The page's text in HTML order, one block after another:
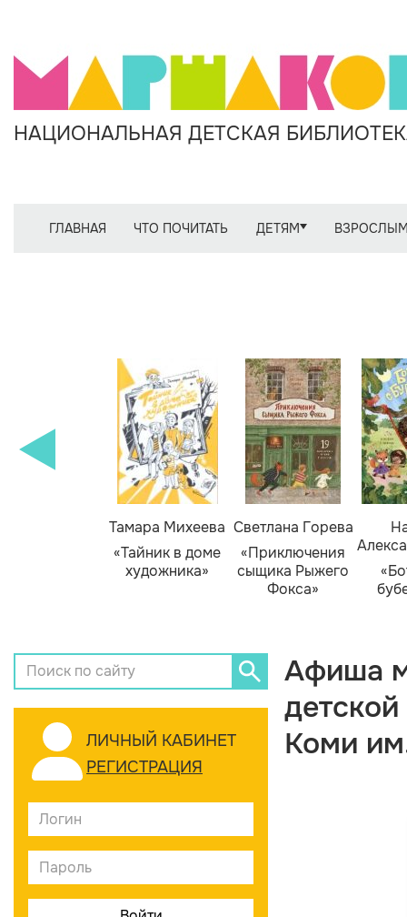
НАЦИОНАЛЬНАЯ ДЕТСКАЯ
ГЛАВНАЯ ЧТО ПОЧИТАТЬ ДЕТЯМ
Тамара Михеева
«Тайник в доме
художника»
Светлана Горева
«Приключения
сыщика Рыжего
Фокса»
ЛИЧНЫЙ КАБИНЕТ
РЕГИСТРАЦИЯ
Афиша
Коми